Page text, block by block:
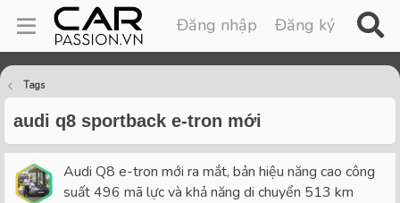
Đăng nhập Đăng ký
Tags
audi q8 sportback e-tron mới
Audi Q8 e-tron mới ra mắt, bản hiệu năng cao công
suất 496 mã lực và khả năng di chuyển 513 km